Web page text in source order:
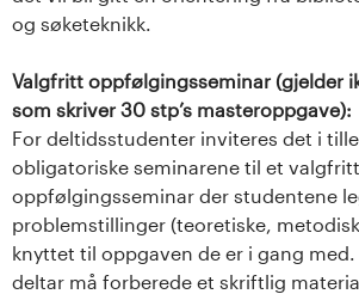
og søketeknikk.
Valgfritt oppfølgingsseminar (gjelder
som skriver 30 stp’s masteroppgave):
For deltidsstudenter inviteres det i
obligatoriske seminarene til et valgfritt
oppfølgingsseminar der studentene
problemstillinger (teoretiske,
knyttet til oppgaven de er i gang
deltar må forberede et skriftlig